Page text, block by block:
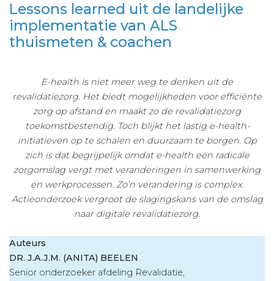
Lessons learned uit de landelijke
implementatie van ALS
thuismeten & coachen
E-health is niet meer weg te denken uit de
revalidatiezorg. Het biedt mogelijkheden voor efficiënte
zorg op afstand en maakt zo de revalidatiezorg
toekomstbestendig. Toch blijkt het lastig e-health-
initiatieven op te schalen en duurzaam te borgen. Op
zich is dat begrijpelijk omdat e-health een radicale
zorgomslag vergt met veranderingen in samenwerking
en werkprocessen. Zo’n verandering is complex.
Actieonderzoek vergroot de slagingskans van de omslag
naar digitale revalidatiezorg.
Auteurs
DR. J.A.J.M. (ANITA) BEELEN
Senior onderzoeker afdeling Revalidatie,